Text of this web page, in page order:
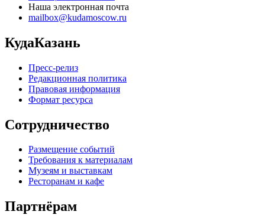
Наша электронная почта
mailbox@kudamoscow.ru
КудаКазань
Пресс-релиз
Редакционная политика
Правовая информация
Формат ресурса
Сотрудничество
Размещение событий
Требования к материалам
Музеям и выставкам
Ресторанам и кафе
Партнёрам